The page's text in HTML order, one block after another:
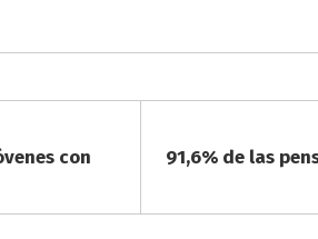
con
91,6% de las